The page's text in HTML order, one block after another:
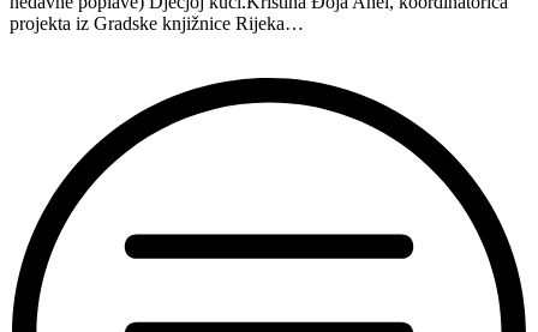
projekta iz Gradske knjižnice Rijeka…